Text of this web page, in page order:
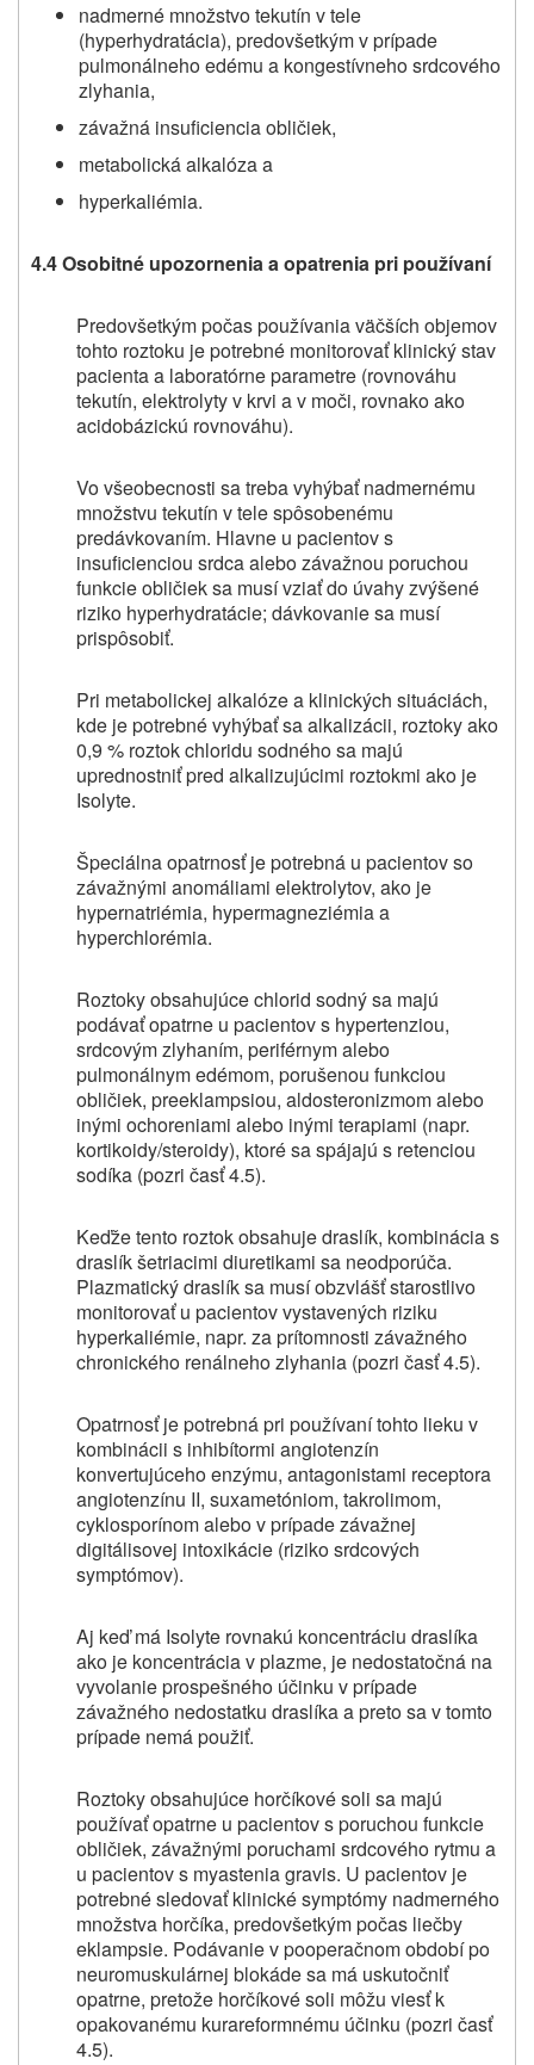
nadmerné množstvo tekutín v tele
(hyperhydratácia), predovšetkým v prípade
pulmonálneho edému a kongestívneho srdcového
zlyhania,
závažná insuficiencia obličiek,
metabolická alkalóza a
hyperkaliémia.
4.4 Osobitné upozornenia a opatrenia pri používaní
Predovšetkým počas používania väčších objemov
tohto roztoku je potrebné monitorovať klinický stav
pacienta a laboratórne parametre (rovnováhu
tekutín, elektrolyty v krvi a v moči, rovnako ako
acidobázickú rovnováhu).
Vo všeobecnosti sa treba vyhýbať nadmernému
množstvu tekutín v tele spôsobenému
predávkovaním. Hlavne u pacientov s
insuficienciou srdca alebo závažnou poruchou
funkcie obličiek sa musí vziať do úvahy zvýšené
riziko hyperhydratácie; dávkovanie sa musí
prispôsobiť.
Pri metabolickej alkalóze a klinických situáciách,
kde je potrebné vyhýbať sa alkalizácii, roztoky ako
0,9 % roztok chloridu sodného sa majú
uprednostniť pred alkalizujúcimi roztokmi ako je
Isolyte.
Špeciálna opatrnosť je potrebná u pacientov so
závažnými anomáliami elektrolytov, ako je
hypernatriémia, hypermagneziémia a
hyperchlorémia.
Roztoky obsahujúce chlorid sodný sa majú
podávať opatrne u pacientov s hypertenziou,
srdcovým zlyhaním, periférnym alebo
pulmonálnym edémom, porušenou funkciou
obličiek, preeklampsiou, aldosteronizmom alebo
inými ochoreniami alebo inými terapiami (napr.
kortikoidy/steroidy), ktoré sa spájajú s retenciou
sodíka (pozri časť 4.5).
Keďže tento roztok obsahuje draslík, kombinácia s
draslík šetriacimi diuretikami sa neodporúča.
Plazmatický draslík sa musí obzvlášť starostlivo
monitorovať u pacientov vystavených riziku
hyperkaliémie, napr. za prítomnosti závažného
chronického renálneho zlyhania (pozri časť 4.5).
Opatrnosť je potrebná pri používaní tohto lieku v
kombinácii s inhibítormi angiotenzín
konvertujúceho enzýmu, antagonistami receptora
angiotenzínu II, suxametóniom, takrolimom,
cyklosporínom alebo v prípade závažnej
digitálisovej intoxikácie (riziko srdcových
symptómov).
Aj keď má Isolyte rovnakú koncentráciu draslíka
ako je koncentrácia v plazme, je nedostatočná na
vyvolanie prospešného účinku v prípade
závažného nedostatku draslíka a preto sa v tomto
prípade nemá použiť.
Roztoky obsahujúce horčíkové soli sa majú
používať opatrne u pacientov s poruchou funkcie
obličiek, závažnými poruchami srdcového rytmu a
u pacientov s myastenia gravis. U pacientov je
potrebné sledovať klinické symptómy nadmerného
množstva horčíka, predovšetkým počas liečby
eklampsie. Podávanie v pooperačnom období po
neuromuskulárnej blokáde sa má uskutočniť
opatrne, pretože horčíkové soli môžu viesť k
opakovanému kurareformnému účinku (pozri časť
4.5).